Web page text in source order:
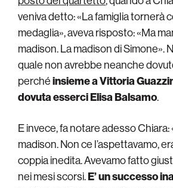
veniva detto: «La famiglia tornerà
medaglia», aveva risposto: «Ma
madison. La madison di Simone».
quale non avrebbe neanche
perchéinsieme a Vittoria
dovuta esserci Elisa Balsamo.
E invece, fa notare adesso Chiara:
madison. Non ce l’aspettavamo,
coppia inedita. Avevamo fatto
nei mesi scorsi.E’ un successo